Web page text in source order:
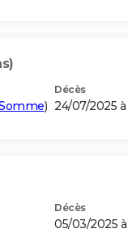
)
Décès
24/07/2025 à
Décès
05/03/2025 à